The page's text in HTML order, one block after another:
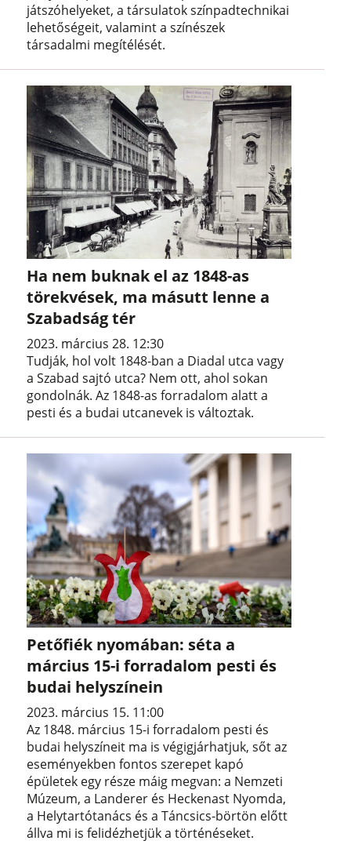
játszóhelyeket, a társulatok színpadtechnikai
lehetőségeit, valamint a színészek
társadalmi megítélését.
Ha nem buknak el az 1848-as
törekvések, ma másutt lenne a
Szabadság tér
2023. március 28. 12:30
Tudják, hol volt 1848-ban a Diadal utca vagy
a Szabad sajtó utca? Nem ott, ahol sokan
gondolnák. Az 1848-as forradalom alatt a
pesti és a budai utcanevek is változtak.
Petőfiék nyomában: séta a
március 15-i forradalom pesti és
budai helyszínein
2023. március 15. 11:00
Az 1848. március 15-i forradalom pesti és
budai helyszíneit ma is végigjárhatjuk, sőt az
eseményekben fontos szerepet kapó
épületek egy része máig megvan: a Nemzeti
Múzeum, a Landerer és Heckenast Nyomda,
a Helytartótanács és a Táncsics-börtön előtt
állva mi is felidézhetjük a történéseket.